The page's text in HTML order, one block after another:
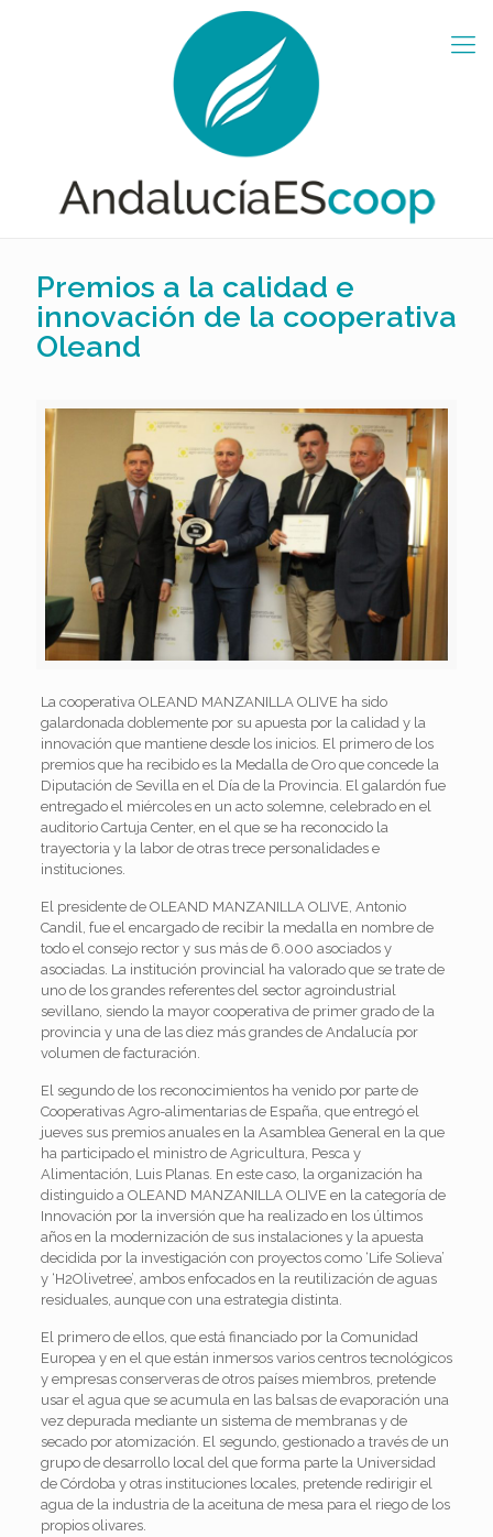
Premios a la calidad e
innovación de la cooperativa
Oleand
La cooperativa OLEAND MANZANILLA OLIVE ha sido
galardonada doblemente por su apuesta por la calidad y la
innovación que mantiene desde los inicios. El primero de los
premios que ha recibido es la Medalla de Oro que concede la
Diputación de Sevilla en el Día de la Provincia. El galardón fue
entregado el miércoles en un acto solemne, celebrado en el
auditorio Cartuja Center, en el que se ha reconocido la
trayectoria y la labor de otras trece personalidades e
instituciones.
El presidente de OLEAND MANZANILLA OLIVE, Antonio
Candil, fue el encargado de recibir la medalla en nombre de
todo el consejo rector y sus más de 6.000 asociados y
asociadas. La institución provincial ha valorado que se trate de
uno de los grandes referentes del sector agroindustrial
sevillano, siendo la mayor cooperativa de primer grado de la
provincia y una de las diez más grandes de Andalucía por
volumen de facturación.
El segundo de los reconocimientos ha venido por parte de
Cooperativas Agro-alimentarias de España, que entregó el
jueves sus premios anuales en la Asamblea General en la que
ha participado el ministro de Agricultura, Pesca y
Alimentación, Luis Planas. En este caso, la organización ha
distinguido a OLEAND MANZANILLA OLIVE en la categoría de
Innovación por la inversión que ha realizado en los últimos
años en la modernización de sus instalaciones y la apuesta
decidida por la investigación con proyectos como ‘Life Solieva’
y ‘H2Olivetree’, ambos enfocados en la reutilización de aguas
residuales, aunque con una estrategia distinta.
El primero de ellos, que está financiado por la Comunidad
Europea y en el que están inmersos varios centros tecnológicos
y empresas conserveras de otros países miembros, pretende
usar el agua que se acumula en las balsas de evaporación una
vez depurada mediante un sistema de membranas y de
secado por atomización. El segundo, gestionado a través de un
grupo de desarrollo local del que forma parte la Universidad
de Córdoba y otras instituciones locales, pretende redirigir el
agua de la industria de la aceituna de mesa para el riego de los
propios olivares.